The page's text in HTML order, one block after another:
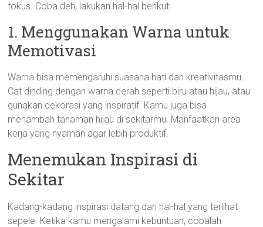
fokus. Coba deh, lakukan hal-hal berikut:
1. Menggunakan Warna untuk
Memotivasi
Warna bisa memengaruhi suasana hati dan kreativitasmu.
Cat dinding dengan warna cerah seperti biru atau hijau, atau
gunakan dekorasi yang inspiratif. Kamu juga bisa
menambah tanaman hijau di sekitarmu. Manfaatkan area
kerja yang nyaman agar lebih produktif.
Menemukan Inspirasi di
Sekitar
Kadang-kadang inspirasi datang dari hal-hal yang terlihat
sepele. Ketika kamu mengalami kebuntuan, cobalah